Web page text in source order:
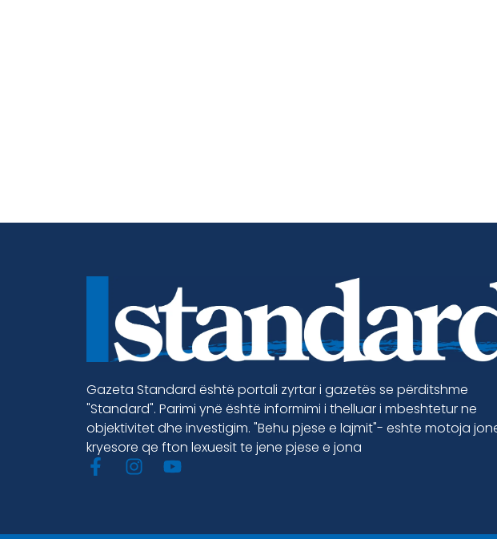
Gazeta Standard është portali zyrtar i gazetës se përditshme
"Standard". Parimi ynë është informimi i thelluar i mbeshtetur ne
objektivitet dhe investigim. "Behu pjese e lajmit"- eshte motoja
kryesore qe fton lexuesit te jene pjese e jona